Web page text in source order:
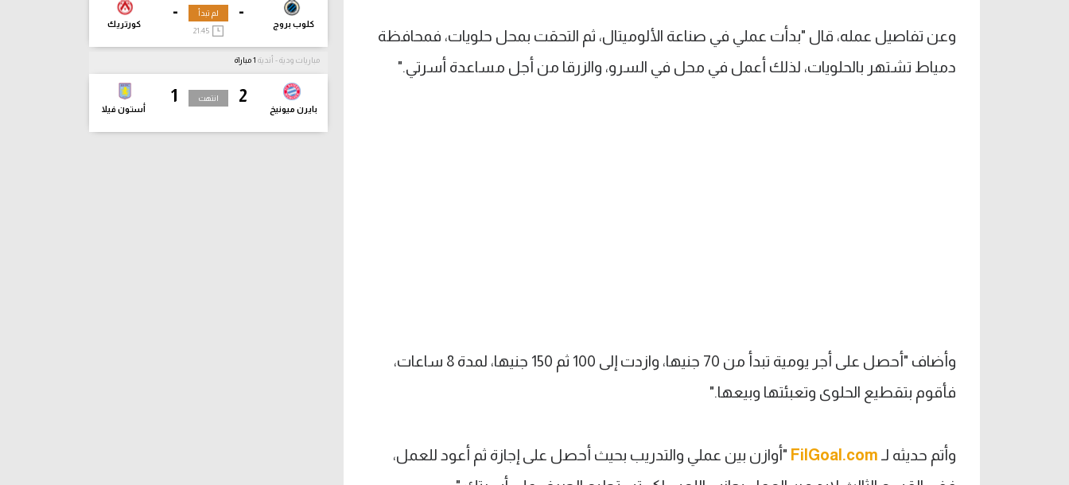
وعن تفاصيل عمله، قال "بدأت عملي في صناعة الألوميتال، ثم التحقت بمحل حلويات، فمحافظة
دمياط تشتهر بالحلويات، لذلك أعمل في محل في السرو، والزرقا من أجل مساعدة أسرتي."
وأضاف "أحصل على أجر يومية تبدأ من 70 جنيها، وازدت إلى 100 ثم 150 جنيها، لمدة 8 ساعات،
فأقوم بتقطيع الحلوى وتعبئتها وبيعها."
وأتم حديثه لـ FilGoal.com "أوازن بين عملي والتدريب بحيث أحصل على إجازة ثم أعود للعمل،
-
كلوب بروج
-
كورتريك
لم تبدأ
مباريات ودية - أندية
2
بايرن ميونيخ
1
أستون فيلا
انتهت